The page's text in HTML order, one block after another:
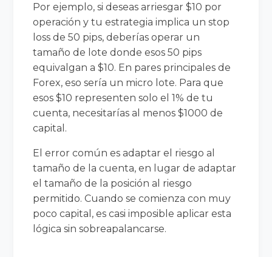
Por ejemplo, si deseas arriesgar $10 por
operación y tu estrategia implica un stop
loss de 50 pips, deberías operar un
tamaño de lote donde esos 50 pips
equivalgan a $10. En pares principales de
Forex, eso sería un micro lote. Para que
esos $10 representen solo el 1% de tu
cuenta, necesitarías al menos $1000 de
capital.
El error común es adaptar el riesgo al
tamaño de la cuenta, en lugar de adaptar
el tamaño de la posición al riesgo
permitido. Cuando se comienza con muy
poco capital, es casi imposible aplicar esta
lógica sin sobreapalancarse.